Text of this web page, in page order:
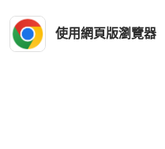
狀況良好
使用網頁版瀏覽器